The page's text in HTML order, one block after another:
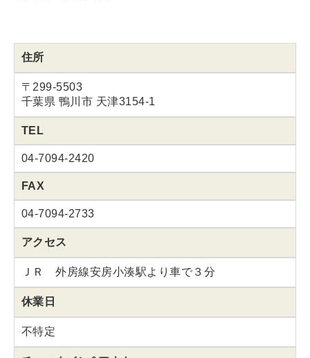
住所
〒299-5503
千葉県 鴨川市 天津3154-1
TEL
04-7094-2420
FAX
04-7094-2733
アクセス
ＪＲ 外房線安房小湊駅より車で３分
休業日
不特定